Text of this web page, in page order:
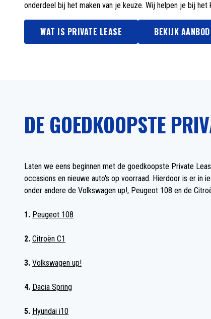
onderdeel bij het maken van je keuze. Wij helpen je bij
WAT IS PRIVATE LEASE BEKIJK AANBOD
DE GOEDKOOPSTE
Laten we eens beginnen met de goedkoopste Private
occasions en nieuwe auto's op voorraad. Hierdoor is er in
onder andere de Volkswagen up!, Peugeot 108 en de
1. Peugeot 108
2. Citroën C1
3. Volkswagen up!
4. Dacia Spring
5. Hyundai i10